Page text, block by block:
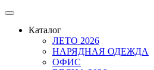
Каталог
ЛЕТО 2026
НАРЯДНАЯ ОДЕЖДА
ОФИС